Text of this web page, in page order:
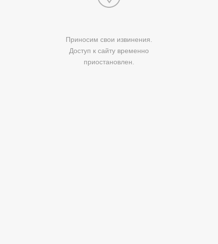
Приносим свои извинения.
Доступ к сайту временно
приостановлен.